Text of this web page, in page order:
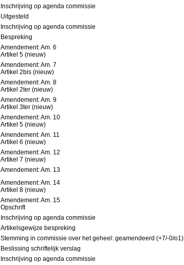
Inschrijving op agenda commissie
Uitgesteld
Inschrijving op agenda commissie
Bespreking
Amendement: Am. 6
Artikel 5 (nieuw)
Amendement: Am. 7
Artikel 2bis (nieuw)
Amendement: Am. 8
Artikel 2ter (nieuw)
Amendement: Am. 9
Artikel 3ter (nieuw)
Amendement: Am. 10
Artikel 5 (nieuw)
Amendement: Am. 11
Artikel 6 (nieuw)
Amendement: Am. 12
Artikel 7 (nieuw)
Amendement: Am. 13
Amendement: Am. 14
Artikel 8 (nieuw)
Amendement: Am. 15
Opschrift
Inschrijving op agenda commissie
Artikelsgewijze bespreking
Stemming in commissie over het geheel: geamendeerd (+7/-0/o1)
Beslissing schriftelijk verslag
Inschrijving op agenda commissie